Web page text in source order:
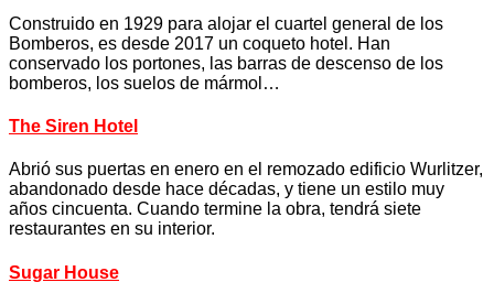
Construido en 1929 para alojar el cuartel general de los
Bomberos, es desde 2017 un coqueto hotel. Han
conservado los portones, las barras de descenso de los
bomberos, los suelos de mármol…
The Siren Hotel
Abrió sus puertas en enero en el remozado edificio Wurlitzer,
abandonado desde hace décadas, y tiene un estilo muy
años cincuenta. Cuando termine la obra, tendrá siete
restaurantes en su interior.
Sugar House